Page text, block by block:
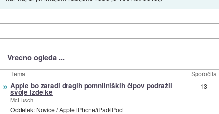
Vredno ogleda ...
Tema Sporočila
» Apple bo zaradi dragih pomnilniških čipov podražil
svoje izdelke
McHusch
Oddelek: Novice/Apple iPhone/iPad/iPod
13